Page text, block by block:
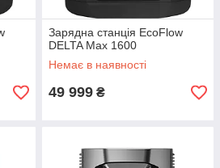
Зарядна станція EcoFlow
DELTA Max 1600
Немає в наявності
49 999 ₴